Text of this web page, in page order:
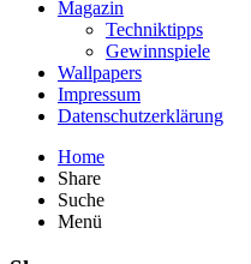
Magazin
Techniktipps
Gewinnspiele
Wallpapers
Impressum
Datenschutzerklärung
Home
Share
Suche
Menü